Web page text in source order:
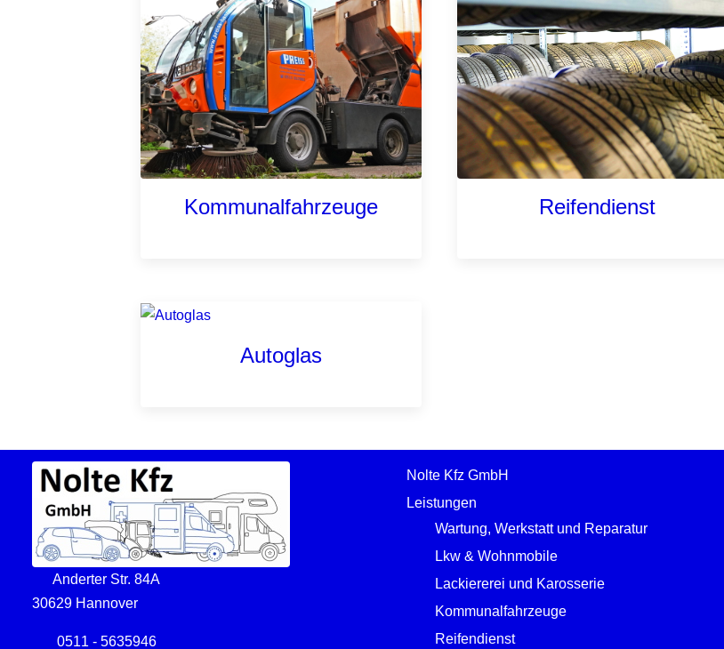
Kommunalfahrzeuge Reifendienst
Autoglas
Anderter Str. 84A
30629 Hannover
0511 - 5635946
Nolte Kfz GmbH
Leistungen
Wartung, Werkstatt und Reparatur
Lkw & Wohnmobile
Lackiererei und Karosserie
Kommunalfahrzeuge
Reifendienst